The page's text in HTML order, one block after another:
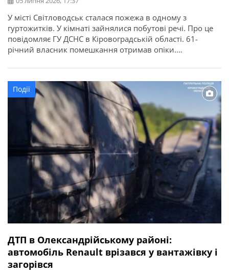
У місті Світловодськ сталася пожежа в одному з
гуртожитків. У кімнаті зайнялися побутові речі. Про це
повідомляє ГУ ДСНС в Кіровоградській області. 61-
річний власник помешкання отримав опіки.
приміщення та передали медикам. Потерпілого
госпіталізували.
Події
ДТП в Олександрійському районі:
автомобіль Renault врізався у вантажівку і
загорівся